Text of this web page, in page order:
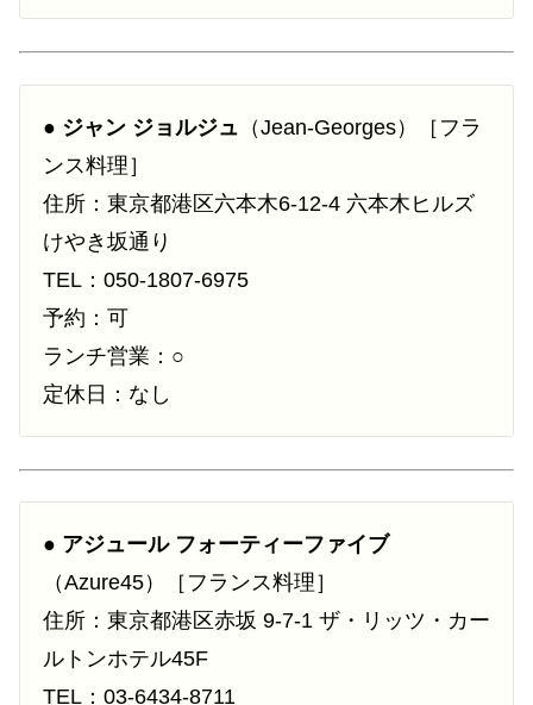
● ジャン ジョルジュ （Jean-Georges）［フラ
ンス料理］
住所：東京都港区六本木6-12-4 六本木ヒルズ
けやき坂通り
TEL：050-1807-6975
予約：可
ランチ営業：○
定休日：なし
● アジュール フォーティーファイブ
（Azure45）［フランス料理］
住所：東京都港区赤坂 9-7-1 ザ・リッツ・カー
ルトンホテル45F
TEL：03-6434-8711